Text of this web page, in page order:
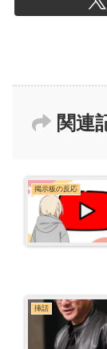
関連
掲示板の反応
挿話